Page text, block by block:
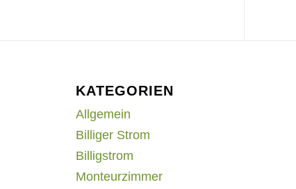
KATEGORIEN
Allgemein
Billiger Strom
Billigstrom
Monteurzimmer